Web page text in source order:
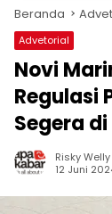
Beranda
Advetorial
Novi
Regulasi
Segera
Risky Welly
12 Juni